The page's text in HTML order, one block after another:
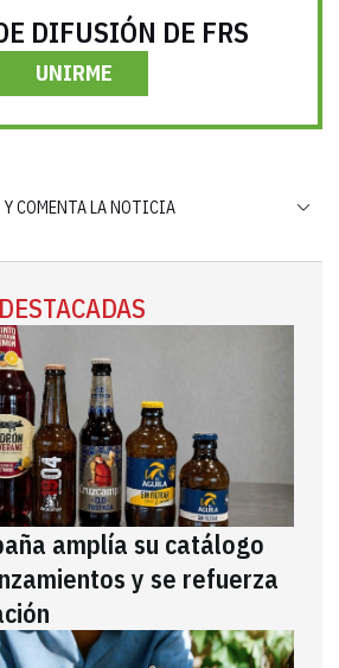
DIFUSIÓN DE FRS
UNIRME
Y COMENTA LA NOTICIA
amplía su catálogo
y se refuerza